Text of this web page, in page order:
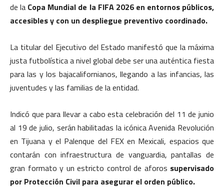
de la Copa Mundial de la FIFA 2026 en entornos públicos,
accesibles y con un despliegue preventivo coordinado.
La titular del Ejecutivo del Estado manifestó que la máxima
justa futbolística a nivel global debe ser una auténtica fiesta
para las y los bajacalifornianos, llegando a las infancias, las
juventudes y las familias de la entidad.
Indicó que para llevar a cabo esta celebración del 11 de junio
al 19 de julio, serán habilitadas la icónica Avenida Revolución
en Tijuana y el Palenque del FEX en Mexicali, espacios que
contarán con infraestructura de vanguardia, pantallas de
gran formato y un estricto control de aforos supervisado
por Protección Civil para asegurar el orden público.